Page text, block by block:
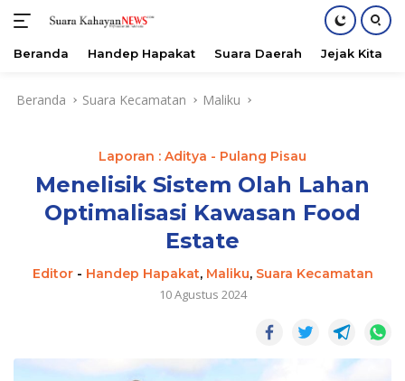
Beranda Handep Hapakat Suara Daerah Jejak Kita
Beranda Suara Kecamatan Maliku
Laporan : Aditya - Pulang Pisau
Menelisik Sistem Olah Lahan
Optimalisasi Kawasan Food
Estate
Editor- Handep Hapakat, Maliku, Suara Kecamatan
10 Agustus 2024